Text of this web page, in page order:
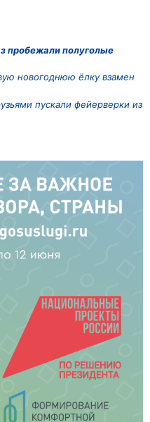
пробежали полуголые
новогоднюю ёлку взамен
пускали фейерверки из